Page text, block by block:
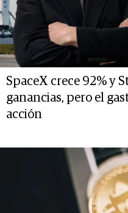
SpaceX crece 92% y
ganancias, pero el
acción